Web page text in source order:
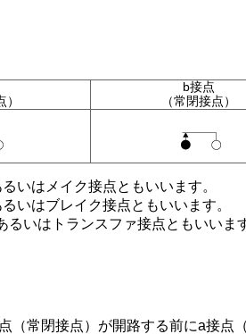
）
b接点
（常閉接点）
いはメイク接点ともいいます。
いはブレイク接点ともいいます。
るいはトランスファ接点ともいいま
（常閉接点）が開路する前にa接点